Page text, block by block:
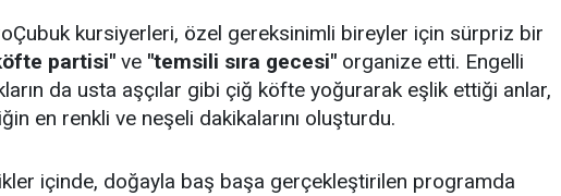
kursiyerleri, özel gereksinimli bireyler için sürpriz bir
partisi" ve "temsili sıra gecesi" organize etti. Engelli
da usta aşçılar gibi çiğ köfte yoğurarak eşlik ettiği anlar,
en renkli ve neşeli dakikalarını oluşturdu.
içinde, doğayla baş başa gerçekleştirilen programda